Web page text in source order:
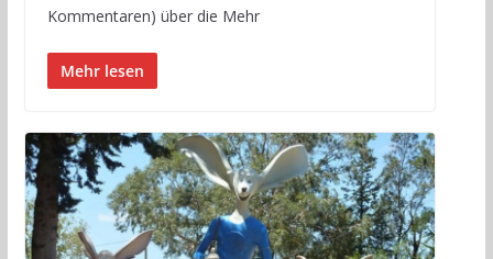
Kommentaren) über die Mehr
Mehr lesen